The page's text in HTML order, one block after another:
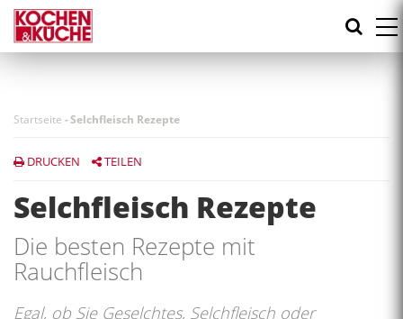
Direkt
zum
Inhalt
Startseite -Selchfleisch Rezepte
DRUCKEN TEILEN
Selchfleisch Rezepte
Die besten Rezepte mit
Rauchfleisch
Egal, ob Sie Geselchtes, Selchfleisch oder